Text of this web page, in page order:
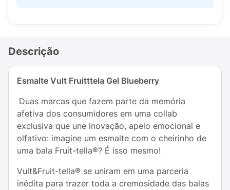
Descrição
Esmalte Vult Fruitttela Gel Blueberry
Duas marcas que fazem parte da memória
afetiva dos consumidores em uma collab
exclusiva que une inovação, apelo emocional e
olfativo: imagine um esmalte com o cheirinho de
uma bala Fruit-tella®? É isso mesmo!
Vult&Fruit-tella® se uniram em uma parceria
inédita para trazer toda a cremosidade das balas